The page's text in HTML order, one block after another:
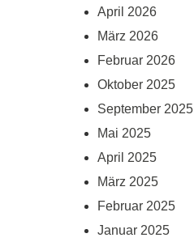
April 2026
März 2026
Februar 2026
Oktober 2025
September 2025
Mai 2025
April 2025
März 2025
Februar 2025
Januar 2025